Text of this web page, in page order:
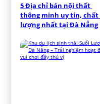
5 Địa chỉ bán nội thất
thông minh uy tín, chất
lượng nhất tại Đà Nẵng